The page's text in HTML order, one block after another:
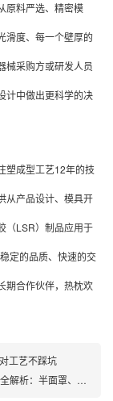
原料严选、精密模
滑度、每一个壁厚的
械采购方或研发人员
计中做出更科学的决
塑成型工艺12年的技
从产品设计、模具开
（LSR）制品应用于
定的品质、快速的交
期合作伙伴，热枕欢
工艺不踩坑
罩、智能款怎么选？